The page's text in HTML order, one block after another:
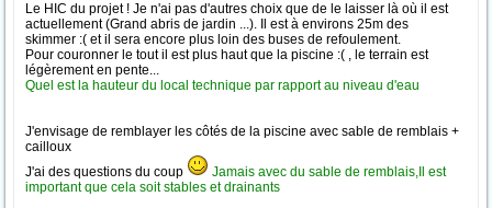
Le HIC du projet ! Je n'ai pas d'autres choix que de le laisser là où il est
actuellement (Grand abris de jardin ...). Il est à environs 25m des
skimmer :( et il sera encore plus loin des buses de refoulement.
Pour couronner le tout il est plus haut que la piscine :( , le terrain est
légèrement en pente...
Quel est la hauteur du local technique par rapport au niveau d'eau
J'envisage de remblayer les côtés de la piscine avec sable de remblais +
cailloux
J'ai des questions du coup
Jamais avec du sable de remblais,Il est
important que cela soit stables et drainants